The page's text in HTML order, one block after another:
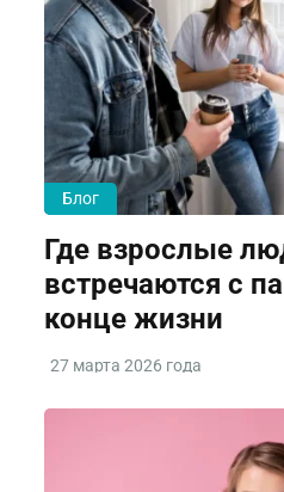
Блог
Где взрослые
встречаются с
конце жизни
27 марта 2026 года